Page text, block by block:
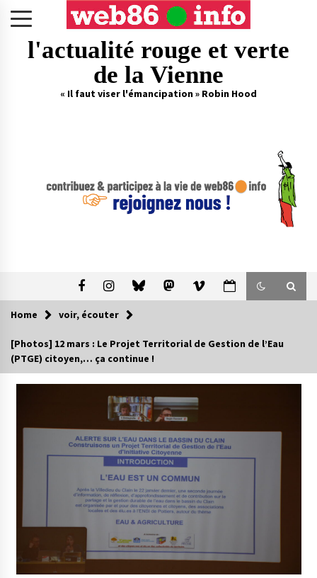
l'actualité rouge et verte
de la Vienne
« Il faut viser l'émancipation » Robin Hood
Home voir, écouter
[Photos] 12 mars : Le Projet Territorial de Gestion de l’Eau
(PTGE) citoyen,… ça continue !